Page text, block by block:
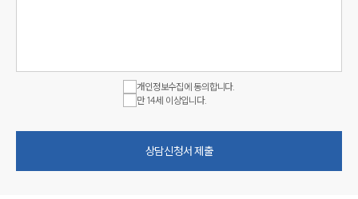
개인정보수집에 동의합니다.
만 14세 이상입니다.
상담신청서 제출